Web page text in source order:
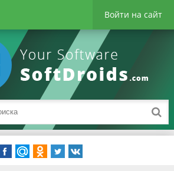
Войти на сайт